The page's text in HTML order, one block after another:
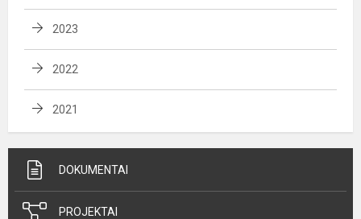
2023
2022
2021
DOKUMENTAI
PROJEKTAI